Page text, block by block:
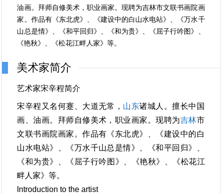
油画。拜师自修美术，职业画家。现聘为吉林市文联书画院画
家。作品有《东北虎》、《建设中的白山水电站》、《万水千
山总是情》、《和平回归》、《和为贵》、《屈子行吟图》、
《艳秋》、《松花江畔人家》等。
美术家简介
艺术家宋辛程简介
宋辛程又名何蹇、大道无常， 山东诸城人。擅长中国
画、油画。拜师自修美术，职业画家。现聘为吉林市
文联书画院画家。作品有《东北虎》、《建设中的白
山水电站》、《万水千山总是情》、《和平回归》、
《和为贵》、《屈子行吟图》、《艳秋》、《松花江
畔人家》等。
Introduction to the artist